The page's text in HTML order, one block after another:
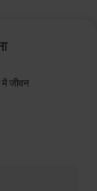
में जीवन